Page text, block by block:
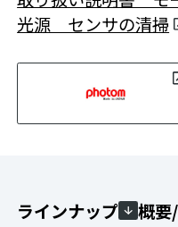
光源 センサの清掃
ラインナップ 概要